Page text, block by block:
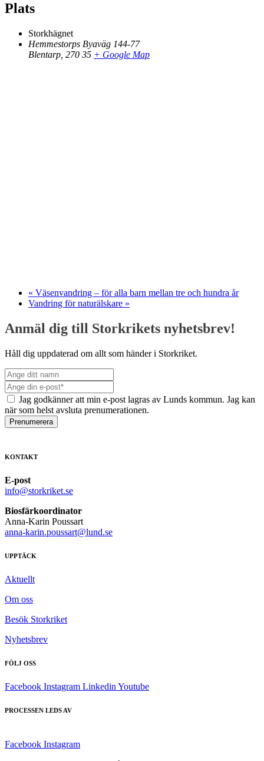
Plats
Storkhägnet
Hemmestorps Byaväg 144-77
Blentarp 270 35 + Google Map
« Väsenvandring – för alla barn mellan tre och hundra år
Vandring för naturälskare »
Anmäl dig till Storkrikets nyhetsbrev!
Håll dig uppdaterad om allt som händer i Storkriket.
Jag godkänner att min e-post lagras av Lunds kommun. Jag kan
när som helst avsluta prenumerationen.
Prenumerera
KONTAKT
E-post
info@storkriket.se
Biosfärkoordinator
Anna-Karin Poussart
anna-karin.poussart@lund.se
UPPTÄCK
Aktuellt
Om oss
Besök Storkriket
Nyhetsbrev
FÖLJ OSS
Facebook Instagram Linkedin Youtube
PROCESSEN LEDS AV
Facebook Instagram